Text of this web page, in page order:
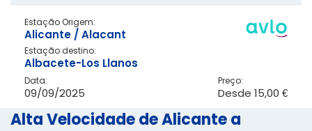
Estação Origem:
Alicante / Alacant
Estação destino:
Albacete-Los Llanos
Data:
09/09/2025
Preço:
Desde 15,00 €
Alta Velocidade de Alicante a